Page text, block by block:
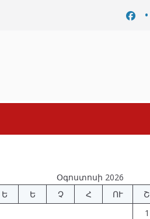
Նախկին բարձրաստիճան
Օգոստոսի 2026
Ե
Ե Չ Հ ՈՒ Շ
1